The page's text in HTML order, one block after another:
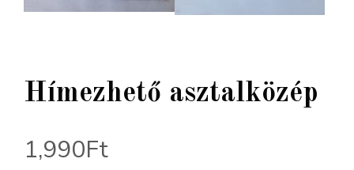
Hímezhető asztalközép
1,990Ft